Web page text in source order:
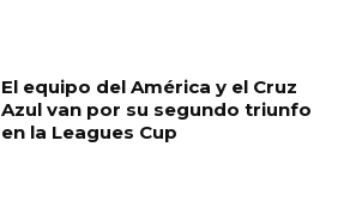
El equipo del América y el Cruz
Azul van por su segundo triunfo
en la Leagues Cup